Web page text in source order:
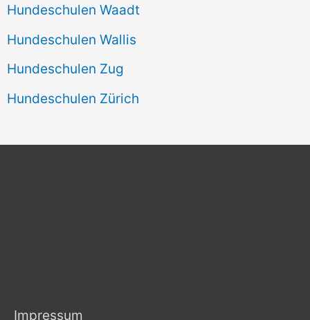
Hundeschulen Waadt
Hundeschulen Wallis
Hundeschulen Zug
Hundeschulen Zürich
Impressum